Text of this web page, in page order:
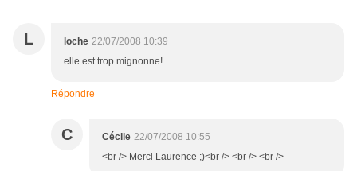
L loche 22/07/2008 10:39
elle est trop mignonne!
Répondre
C Cécile 22/07/2008 10:55
<br /> Merci Laurence ;)<br /> <br /> <br />